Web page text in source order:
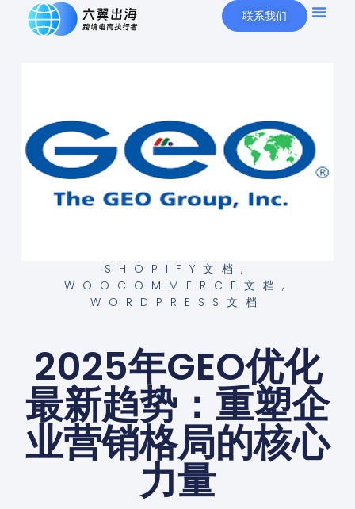
联系我们
SHOPIFY文档 ,
WOOCOMMERCE文档 ,
WORDPRESS文档
2025年GEO优化
最新趋势：重塑企
业营销格局的核心
力量